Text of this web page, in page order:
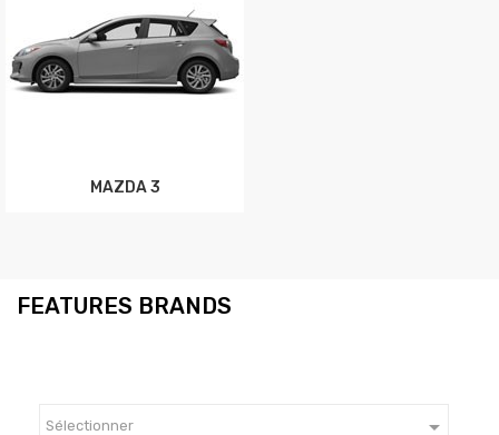
MAZDA 3
FEATURES BRANDS
Sélectionner 